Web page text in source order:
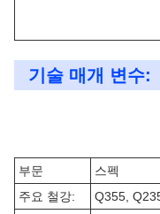
기술 매개 변수:
부문
스펙
주요 철강:
Q355,